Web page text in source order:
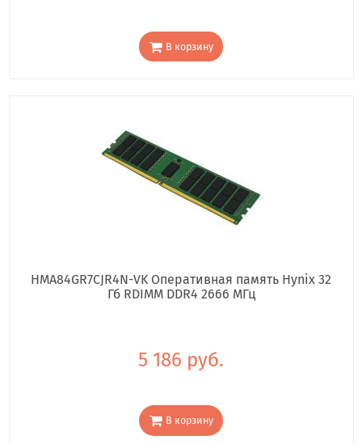
В корзину
HMA84GR7CJR4N-VK Оперативная память Hynix 32
Гб RDIMM DDR4 2666 МГц
5 186 руб.
В корзину